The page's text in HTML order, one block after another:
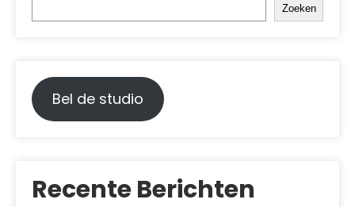
Zoeken
Bel de studio
Recente Berichten